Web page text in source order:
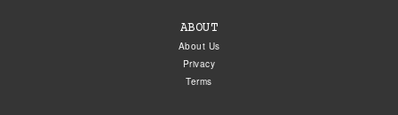
ABOUT
About Us
Privacy
Terms